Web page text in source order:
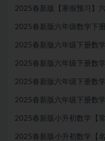
2025春新版【寒假预习】
2025春新版六年级数学下
2025春新版六年级下册数
2025春新版六年级下册数
2025春新版六年级下册数
2025春新版六年级下册数
2025春新版小升初数学【
2025春新版小升初数学【